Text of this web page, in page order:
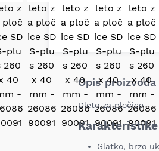
Opis proizvoda
Dleto za pločice
Glatko, brzo